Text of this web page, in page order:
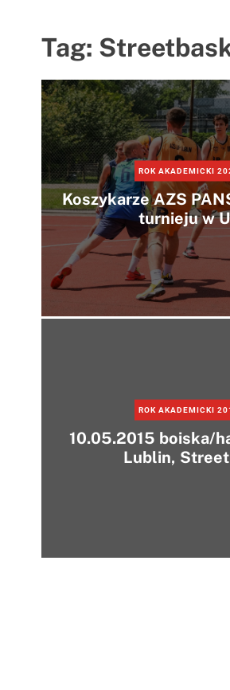
Tag:
ROK AKADEMICKI
Koszykarze AZS
turnieju w
ROK AKADEMICKI
10.05.2015 boiska/hala CKF UMCS
Lublin,